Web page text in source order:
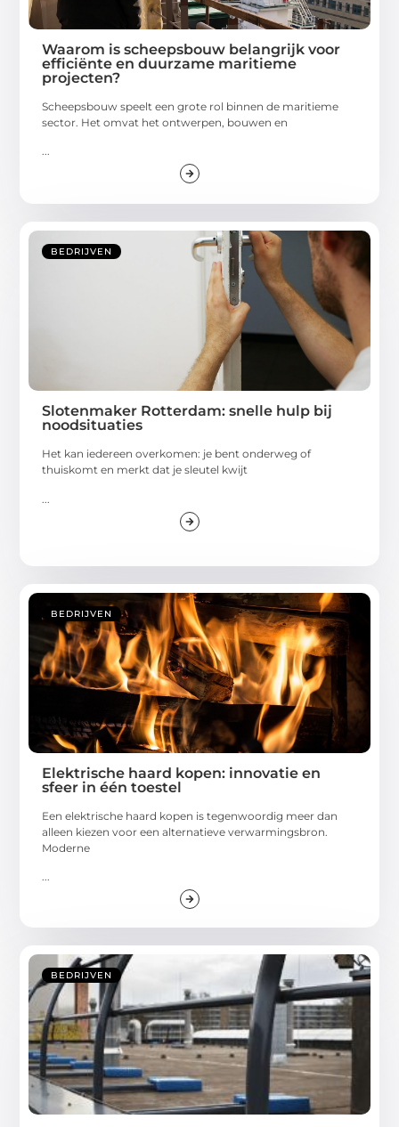
Waarom is scheepsbouw belangrijk voor
efficiënte en duurzame maritieme
projecten?
Scheepsbouw speelt een grote rol binnen de maritieme
sector. Het omvat het ontwerpen, bouwen en
...
BEDRIJVEN
Slotenmaker Rotterdam: snelle hulp bij
noodsituaties
Het kan iedereen overkomen: je bent onderweg of
thuiskomt en merkt dat je sleutel kwijt
BEDRIJVEN
Elektrische haard kopen: innovatie en
sfeer in één toestel
Een elektrische haard kopen is tegenwoordig meer dan
alleen kiezen voor een alternatieve verwarmingsbron.
Moderne
...
BEDRIJVEN